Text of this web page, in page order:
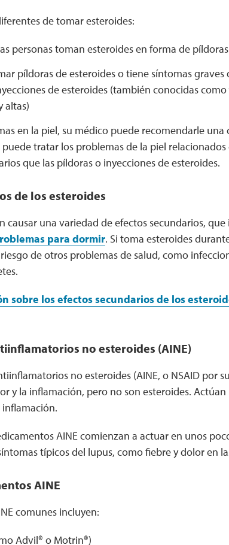
de tomar esteroides:
personas toman esteroides en forma de píldoras
píldoras de esteroides o tiene síntomas
de esteroides (también conocidas como
altas)
en la piel, su médico puede recomendarle una
tratar los problemas de la piel
que las píldoras o inyecciones de esteroides.
de los esteroides
causar una variedad de efectos secundarios,
para dormir. Si toma esteroides
de otros problemas de salud, como
sobre los efectos secundarios de los
no esteroides (AINE)
no esteroides (AINE, o NSAID por
y la inflamación, pero no son esteroides.
AINE comienzan a actuar en unos
típicos del lupus, como fiebre y dolor en
AINE
comunes incluyen:
Advil® o Motrin®)